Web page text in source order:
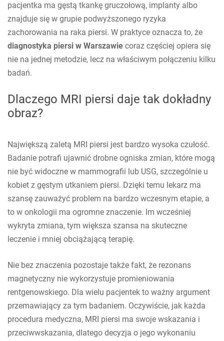
pacjentka ma gęstą tkankę gruczołową, implanty albo
znajduje się w grupie podwyższonego ryzyka
zachorowania na raka piersi. W praktyce oznacza to, że
diagnostyka piersi w Warszawie coraz częściej opiera się
nie na jednej metodzie, lecz na właściwym połączeniu kilku
badań.
Dlaczego MRI piersi daje tak dokładny
obraz?
Największą zaletą MRI piersi jest bardzo wysoka czułość.
Badanie potrafi ujawnić drobne ogniska zmian, które mogą
nie być widoczne w mammografii lub USG, szczególnie u
kobiet z gęstym utkaniem piersi. Dzięki temu lekarz ma
szansę zauważyć problem na bardzo wczesnym etapie, a
to w onkologii ma ogromne znaczenie. Im wcześniej
wykryta zmiana, tym większa szansa na skuteczne
leczenie i mniej obciążającą terapię.
Nie bez znaczenia pozostaje także fakt, że rezonans
magnetyczny nie wykorzystuje promieniowania
rentgenowskiego. Dla wielu pacjentek to ważny argument
przemawiający za tym badaniem. Oczywiście, jak każda
procedura medyczna, MRI piersi ma swoje wskazania i
przeciwwskazania, dlatego decyzja o jego wykonaniu